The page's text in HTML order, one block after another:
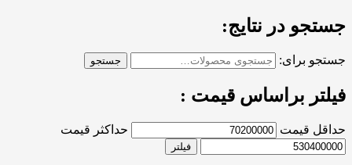
جستجو در نتایج:
جستجو برای: جستجو
فیلتر براساس قیمت :
حداقل قیمت حداکثر قیمت
فیلتر